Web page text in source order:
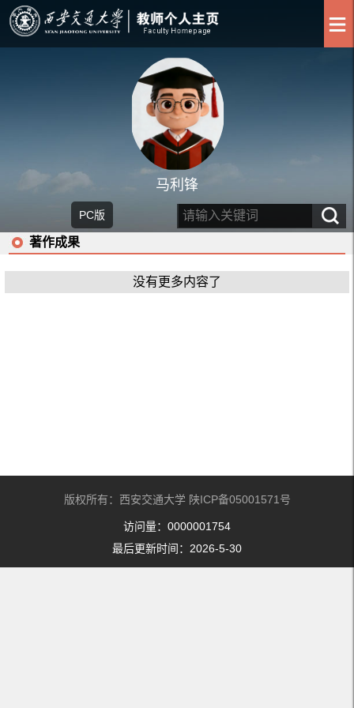
马利锋
著作成果
没有更多内容了
版权所有：西安交通大学 陕ICP备05001571号
访问量： 0000001754
最后更新时间： 2026-5-30
PC版